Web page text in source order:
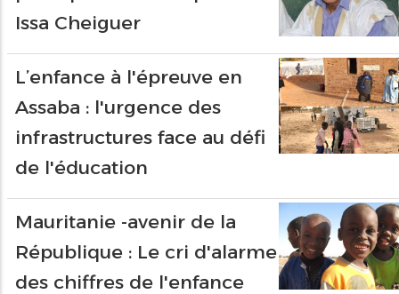
Issa Cheiguer
L’enfance à l'épreuve en
Assaba : l'urgence des
infrastructures face au défi
de l'éducation
Mauritanie -avenir de la
République : Le cri d'alarme
des chiffres de l'enfance